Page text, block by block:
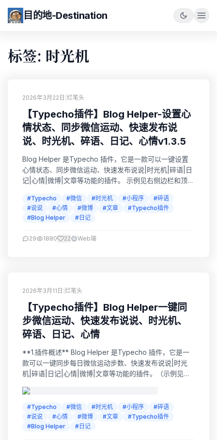
目的地-Destination
标签: 时光机
2026年3月22日 烂笔头
【Typecho插件】Blog Helper-设置心
情状态、同步微信运动、快速发布说
说、时光机、碎语、日记、心情v1.3.5
Blog Helper 是Typecho 插件，它是一款可以一键设置
心情状态、同步微信运动、快速发布说说|时光机|碎语|日
记|心情|微博|文章等功能的插件。 示例见右侧边栏和顶部
件】Blog Helper v1.0.0 完整文档 【Typecho插件】
Blog Helper v1.3.5 更新说明 Blog Helper 文...
#Typecho #微信 #时光机 #小程序
#碎语
#说说
#心情 #微博 #文章
#Typecho插件
#Blog Helper
#日记
29 1880 22 Web端
2026年3月11日 烂笔头
【Typecho插件】Blog Helper一键同
步微信运动、快速发布说说、时光机、
碎语、日记、心情
**1.插件概述** Blog Helper 是Typecho 插件，它是一
款可以一键同步每日微信运动步数、快速发布说说|时光
机|碎语|日记|心情|微博|文章等功能的插件。（示例见右
这个功能，我几年前就参考过其他博友的文章，也捣鼓过
很多种玩法及方式，文章就发布过三篇（可查看下面历史
文章）。后期基本一直就是用公众号发布文章。 然后去年
开始，...
#Typecho #微信 #时光机 #小程序
#碎语
#说说
#心情 #微博 #文章
#Typecho插件
#Blog Helper
#日记